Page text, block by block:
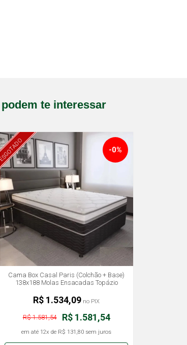
te interessar
ESGOTADO
Cama Box Casal Paris (Colchão + Base)
138x188 Molas Ensacadas Topázio
-0%
R$ 1.581,54
R$ 1.581,54
em até 12x de R$ 131,80 sem juros
R$ 1.534,09 no PIX